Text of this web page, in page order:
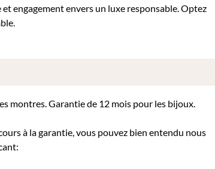
engagement envers un luxe responsable. Optez
montres. Garantie de 12 mois pour les bijoux.
à la garantie, vous pouvez bien entendu nous